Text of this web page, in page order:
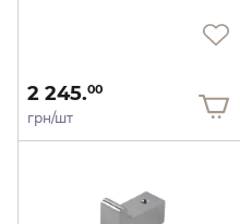
2 245.00
грн/шт